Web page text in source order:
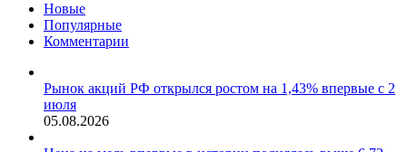
Новые
Популярные
Комментарии
Рынок акций РФ открылся ростом на 1,43% впервые с 2
июля
05.08.2026